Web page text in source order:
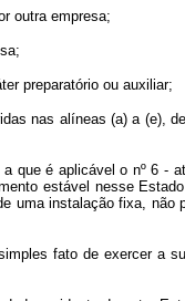
outra empresa;
preparatório ou auxiliar;
alíneas (a) a (e),
é aplicável o nº 6 -
estável nesse
instalação fixa,
fato de exercer a